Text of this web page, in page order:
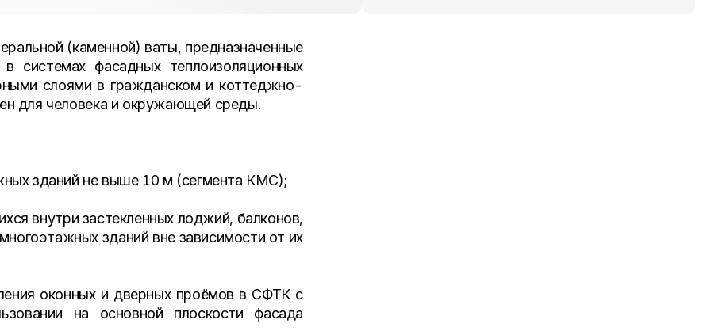
(каменной) ваты, предназначенные
системах фасадных теплоизоляционных
слоями в гражданском и коттеджно-
для человека и окружающей среды.
зданий не выше 10 м (сегмента КМС);
внутри застекленных лоджий, балконов,
зданий вне зависимости от их
оконных и дверных проёмов в СФТК с
на основной плоскости фасада